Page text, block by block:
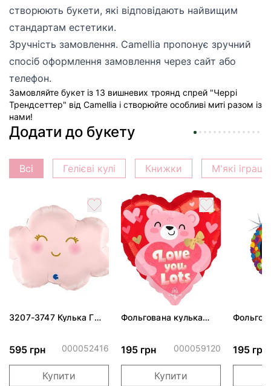
створюють букети, які відповідають найвищим
стандартам естетики.
Зручність замовлення. Camellia пропонує зручний
спосіб оформлення замовлення через сайт або
телефон.
Замовляйте букет із 13 вишневих троянд спрей "Черрі
Трендсеттер" від Camellia і створюйте особливі миті разом із
нами!
Додати до букету
Всі Гелієві кулі Книжки М'які
3207-3747 Кулька Г
595 грн 000052416
Купити
Фольгована кулька
195 грн 000059120
Купити
195 грн